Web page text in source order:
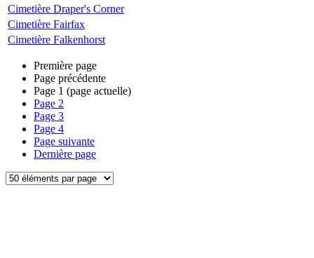
Cimetière Draper's Corner
Cimetière Fairfax
Cimetière Falkenhorst
Première page
Page précédente
Page 1 (page actuelle)
Page 2
Page 3
Page 4
Page suivante
Dernière page